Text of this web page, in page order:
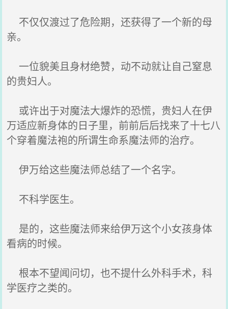
不仅仅渡过了危险期，还获得了一个新的母
亲。
一位貌美且身材绝赞，动不动就让自己窒息
的贵妇人。
或许出于对魔法大爆炸的恐慌，贵妇人在伊
万适应新身体的日子里，前前后后找来了十七八
个穿着魔法袍的所谓生命系魔法师的治疗。
伊万给这些魔法师总结了一个名字。
不科学医生。
是的，这些魔法师来给伊万这个小女孩身体
看病的时候。
根本不望闻问切，也不提什么外科手术，科
学医疗之类的。